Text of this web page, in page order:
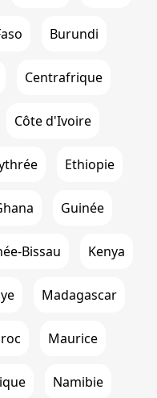
Burundi
Centrafrique
Côte d'Ivoire
Ethiopie
Guinée
Bissau Kenya
Madagascar
Maurice
Namibie